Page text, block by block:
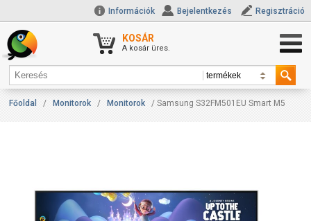
Információk Bejelentkezés Regisztráció
KOSÁR
A kosár üres.
Főoldal / Monitorok / Monitorok / Samsung S32FM501EU Smart M5